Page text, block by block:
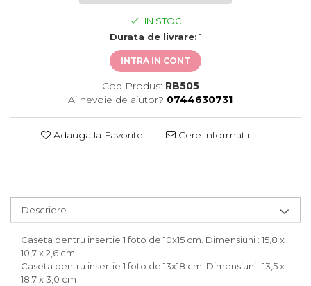
IN STOC
Durata de livrare: 1
INTRA IN CONT
Cod Produs: RB505
Ai nevoie de ajutor? 0744630731
Adauga la Favorite Cere informatii
Descriere
Caseta pentru insertie 1 foto de 10x15 cm. Dimensiuni : 15,8 x
10,7 x 2,6 cm
Caseta pentru insertie 1 foto de 13x18 cm. Dimensiuni : 13,5 x
18,7 x 3,0 cm